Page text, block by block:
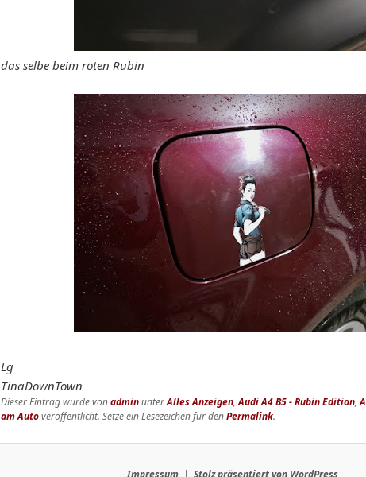
das selbe beim roten Rubin
Lg
TinaDownTown
Dieser Eintrag wurde vonadminunterAlles Anzeigen,Audi A4 B5 - Rubin Edition,
am Autoveröffentlicht. Setze ein Lesezeichen für denPermalink.